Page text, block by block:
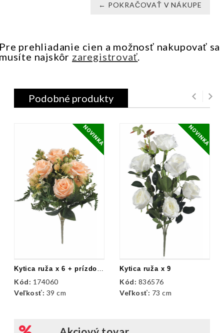
← POKRAČOVAŤ V NÁKUPE
prehliadanie cien a možnosť nakupovať sa
najskôr zaregistrovať.
Podobné produkty
NOVINKA
Kytica ruža x 6 + prízdoby
Kód: 174060
Veľkosť: 39 cm
NOVINKA
Kytica ruža x 9
Kód: 836576
Veľkosť: 73 cm